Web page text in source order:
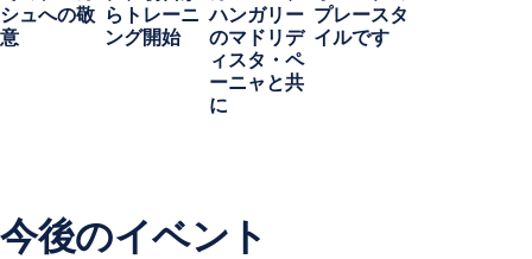
シュへの敬
意
らトレーニ
ング開始
ハンガリー
のマドリデ
ィスタ・ペ
ーニャと共
に
プレースタ
イルです
今後のイベント